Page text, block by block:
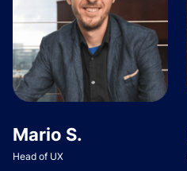
Mario S.
Head of UX